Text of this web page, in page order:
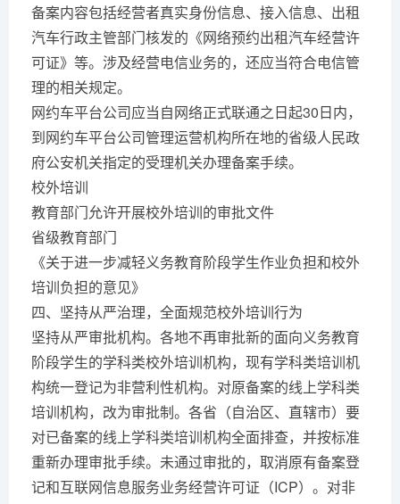
备案内容包括经营者真实身份信息、接入信息、出租
汽车行政主管部门核发的《网络预约出租汽车经营许
可证》等。涉及经营电信业务的，还应当符合电信管
理的相关规定。
网约车平台公司应当自网络正式联通之日起30日内，
到网约车平台公司管理运营机构所在地的省级人民政
府公安机关指定的受理机关办理备案手续。
校外培训
教育部门允许开展校外培训的审批文件
省级教育部门
《关于进一步减轻义务教育阶段学生作业负担和校外
培训负担的意见》
四、坚持从严治理，全面规范校外培训行为
坚持从严审批机构。各地不再审批新的面向义务教育
阶段学生的学科类校外培训机构，现有学科类培训机
构统一登记为非营利性机构。对原备案的线上学科类
培训机构，改为审批制。各省（自治区、直辖市）要
对已备案的线上学科类培训机构全面排查，并按标准
重新办理审批手续。未通过审批的，取消原有备案登
记和互联网信息服务业务经营许可证（ICP）。对非